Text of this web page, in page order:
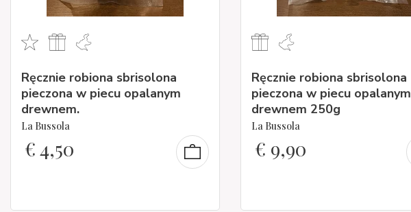
Ręcznie robiona sbrisolona
pieczona w piecu opalanym
drewnem.
La Bussola
€4,50
Ręcznie robiona sbrisolona
pieczona w piecu opalanym
drewnem 250g
La Bussola
€ 9,90